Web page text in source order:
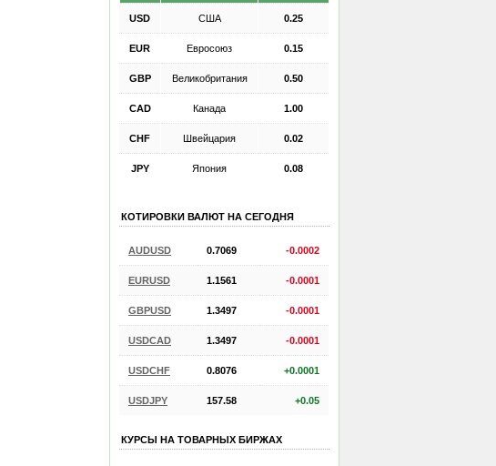
USD США 0.25
EUR Евросоюз 0.15
GBP Великобритания 0.50
CAD Канада 1.00
CHF Швейцария 0.02
JPY Япония 0.08
КОТИРОВКИ ВАЛЮТ НА СЕГОДНЯ
AUDUSD 0.7069 -0.0002
EURUSD 1.1561 -0.0001
GBPUSD 1.3497 -0.0001
USDCAD 1.3497 -0.0001
USDCHF 0.8076 +0.0001
USDJPY 157.58 +0.05
КУРСЫ НА ТОВАРНЫХ БИРЖАХ